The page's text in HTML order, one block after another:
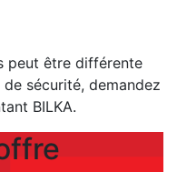
peut être différente
de sécurité, demandez
BILKA.